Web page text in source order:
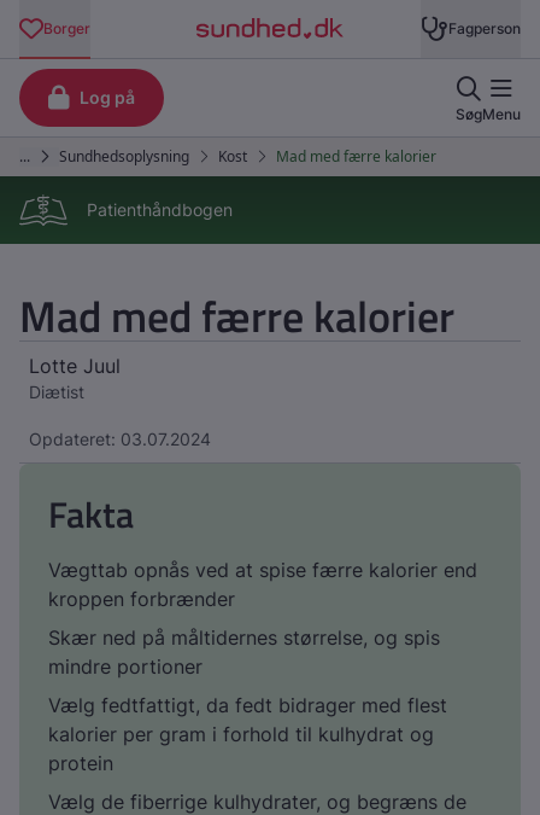
Patienthåndbogen
Mad med færre kalorier
Lotte Juul
Diætist
Opdateret: 03.07.2024
Fakta
Vægttab opnås ved at spise færre kalorier end
kroppen forbrænder
Skær ned på måltidernes størrelse, og spis
mindre portioner
Vælg fedtfattigt, da fedt bidrager med flest
kalorier per gram i forhold til kulhydrat og
protein
Vælg de fiberrige kulhydrater, og begræns de